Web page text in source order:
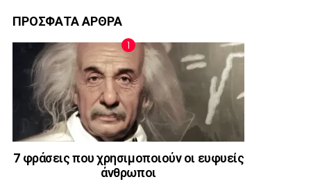
ΠΡΟΣΦΑΤΑ ΑΡΘΡΑ
7 φράσεις που χρησιμοποιούν οι ευφυείς
άνθρωποι